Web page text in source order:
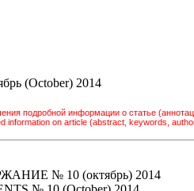
(October) 2014
подробной информации о статье
information on article (abstract, keywords,
№ 10 (октябрь) 2014